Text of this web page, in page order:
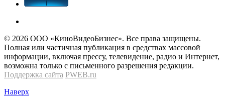
© 2026 OOО «КиноВидеоБизнес». Все права защищены.
Полная или частичная публикация в средствах массовой
информации, включая прессу, телевидение, радио и Интернет,
возможна только с письменного разрешения редакции.
Поддержка сайта PWEB.ru
Наверх